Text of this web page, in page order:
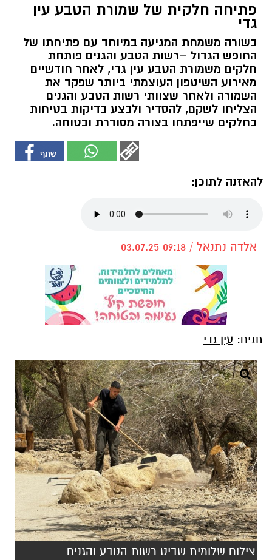
פתיחה חלקית של שמורת הטבע עין
גדי
בשורה משמחת המגיעה במיוחד עם פתיחתו של
החופש הגדול –רשות הטבע והגנים פותחת
חלקים משמורת הטבע עין גדי, לאחר חודשיים
מאירוע השיטפון העוצמתי ביותר שפקד את
השמורה ולאחר שצוותי רשות הטבע והגנים
הצליחו לשקם, להסדיר ולבצע בדיקות בטיחות
בחלקים שייפתחו בצורה מסודרת ובטוחה.
להאזנה לתוכן:
אלדה נתנאל / 09:18 03.07.25
תגים: עין גדי
צילום שלומית שביט רשות הטבע והגנים